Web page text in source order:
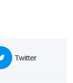
Twitter